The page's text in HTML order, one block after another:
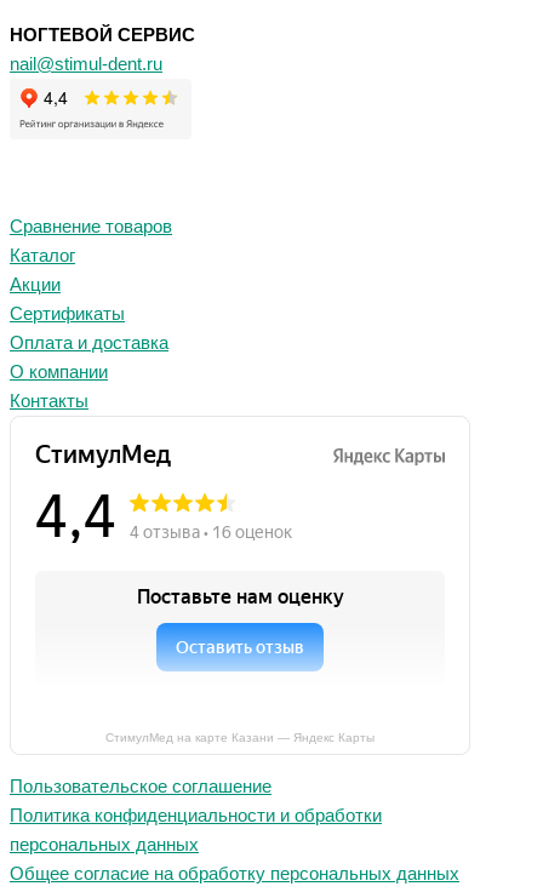
НОГТЕВОЙ СЕРВИС
nail@stimul-dent.ru
Сравнение товаров
Каталог
Акции
Сертификаты
Оплата и доставка
О компании
Контакты
СтимулМед на карте Казани — Яндекс Карты
Пользовательское соглашение
Политика конфиденциальности и обработки
персональных данных
Общее согласие на обработку персональных данных